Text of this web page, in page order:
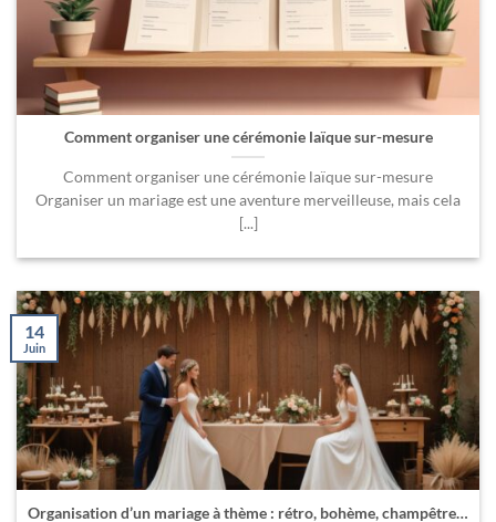
Comment organiser une cérémonie laïque sur-mesure
Comment organiser une cérémonie laïque sur-mesure
Organiser un mariage est une aventure merveilleuse, mais cela
[...]
Organisation d’un mariage à thème : rétro, bohème, champêtre…
14
Juin